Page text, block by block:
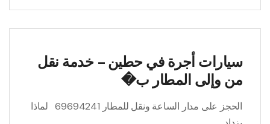
سيارات أجرة في حطين – خدمة نقل
من وإلى المطار ب�
الحجز على مدار الساعة ونقل للمطار 69694241 لماذا